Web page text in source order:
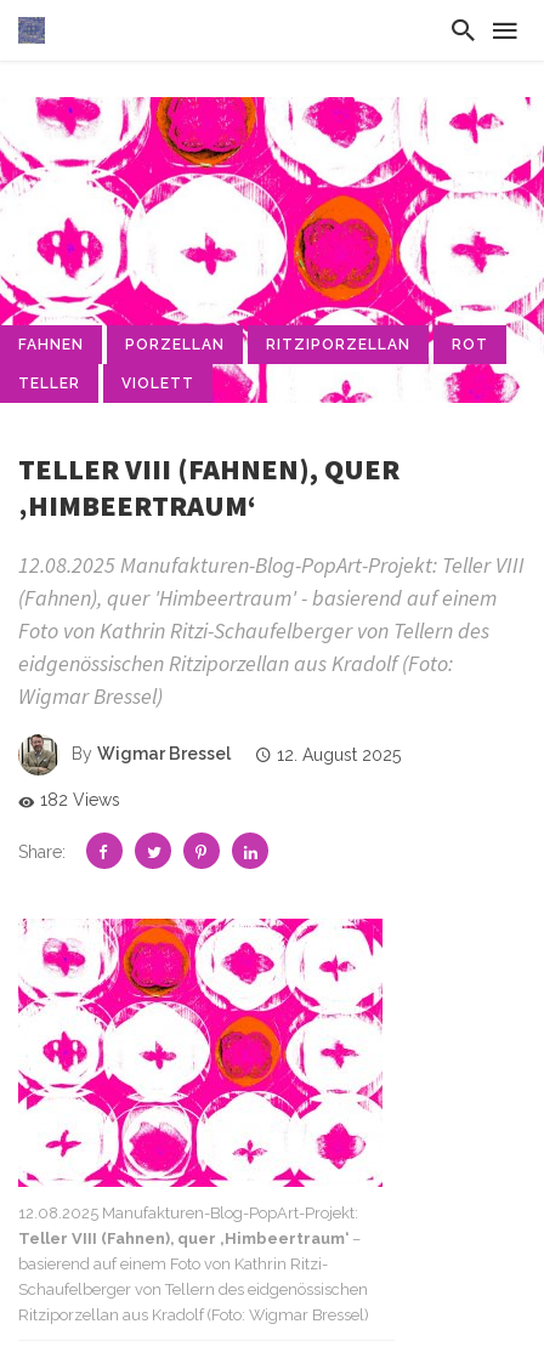
FAHNEN PORZELLAN RITZIPORZELLAN ROT
TELLER VIOLETT
TELLER VIII (FAHNEN), QUER
‚HIMBEERTRAUM‘
12.08.2025 Manufakturen-Blog-PopArt-Projekt: Teller VIII
(Fahnen), quer 'Himbeertraum' - basierend auf einem
Foto von Kathrin Ritzi-Schaufelberger von Tellern des
eidgenössischen Ritziporzellan aus Kradolf (Foto:
Wigmar Bressel)
By Wigmar Bressel 12. August 2025
182 Views
Share:
12.08.2025 Manufakturen-Blog-PopArt-Projekt:
Teller VIII (Fahnen), quer ‚Himbeertraum‘ –
basierend auf einem Foto von Kathrin Ritzi-
Schaufelberger von Tellern des eidgenössischen
Ritziporzellan aus Kradolf (Foto: Wigmar Bressel)